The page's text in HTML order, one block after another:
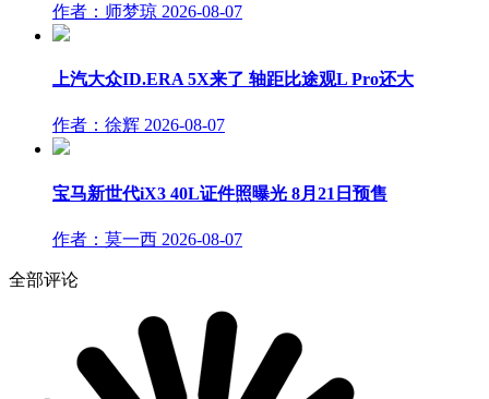
作者：师梦琼 2026-08-07
上汽大众ID.ERA 5X来了 轴距比途观L Pro还大
作者：徐辉 2026-08-07
宝马新世代iX3 40L证件照曝光 8月21日预售
作者：莫一西 2026-08-07
全部评论